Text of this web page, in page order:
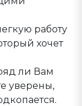
работу
хочет
ли Вам
уверены,